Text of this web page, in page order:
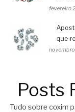
fevereiro
que
Posts
Tudo sobre coxim